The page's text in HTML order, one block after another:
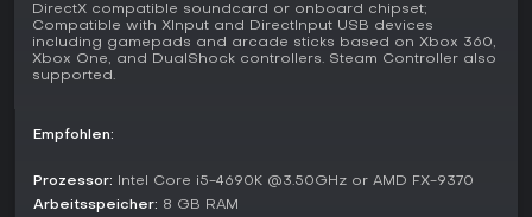
Lohnt es sich?
Fans von kompetitiven Fighting Games finden in Street
Fighter V 2026 eine starke Option, vor allem zum Schärfen
von Skills in einem System voller Expression und
Content-Mangel durch Updates ausgeglichen wurde. Es
der Suche nach Tiefe, legt aber den Fokus auf Multiplayer
statt umfangreichem Singleplayer. Wer strategische Duelle
DirectX compatible soundcard or onboard chipset;
Compatible with XInput and DirectInput USB devices
including gamepads and arcade sticks based on Xbox 360,
Xbox One, and DualShock controllers. Steam Controller also
supported.
Empfohlen:
Prozessor: Intel Core i5-4690K @3.50GHz or AMD FX-9370
Arbeitsspeicher: 8 GB RAM